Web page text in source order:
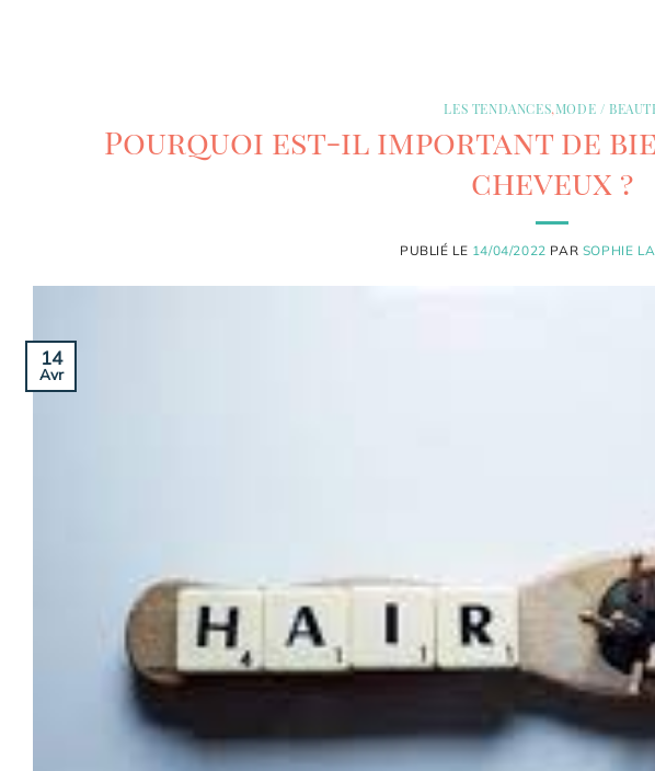
LES TENDANCES,MODE /
Pourquoi est-il important de
cheveux ?
PUBLIÉ LE 14/04/2022 PAR SOPHIE
14
Avr